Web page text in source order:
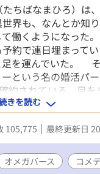
ちばなまひろ）は
界も、なんとか知
て働くようになっ
約で連日埋まって
足を運んでいた。
ーという名の婚活
約されている。目
でもリアム・ラミ
α様だ。 茉優はリ
う頼まれた。 転生
トンチンカンな敬
う男は一目でどの人
いている茉優は、
きを読む
105,775 最終更新日
オメガバース コメ